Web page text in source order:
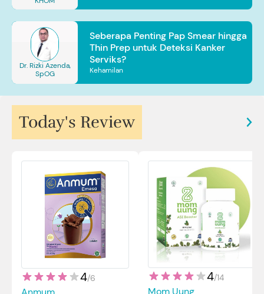
Dr. Rizki Azenda,
SpOG
Seberapa Penting Pap Smear hingga
Thin Prep untuk Deteksi Kanker
Serviks?
Kehamilan
Today's Review
4/6 4/14
Mom Uung